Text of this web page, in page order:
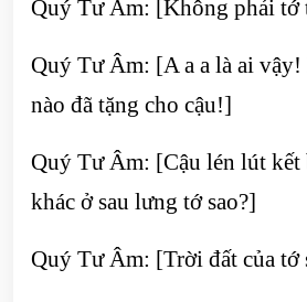
Quý Tư Âm: [Không phải tớ
Quý Tư Âm: [A a a là ai
nào đã tặng cho cậu!]
Quý Tư Âm: [Cậu lén lút kết
khác ở sau lưng tớ sao?]
Quý Tư Âm: [Trời đất của tớ